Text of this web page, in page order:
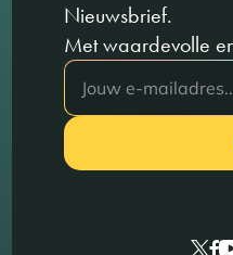
Nieuwsbrief.
Met waardevolle